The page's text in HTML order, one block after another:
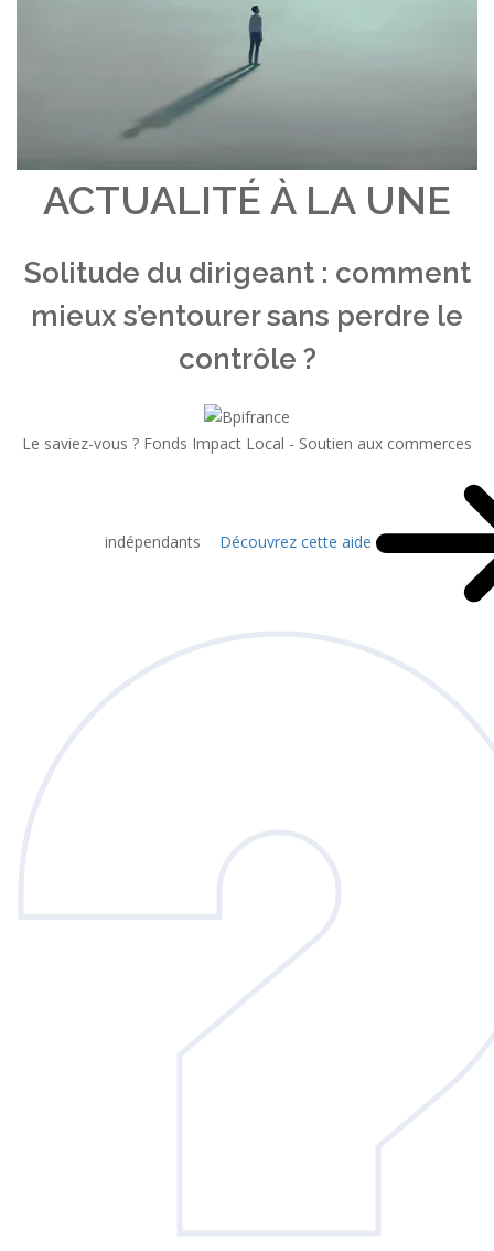
ACTUALITÉ À LA UNE
Solitude du dirigeant : comment
mieux s’entourer sans perdre le
contrôle ?
Le saviez-vous ? Fonds Impact Local - Soutien aux commerces
indépendants Découvrez cette aide